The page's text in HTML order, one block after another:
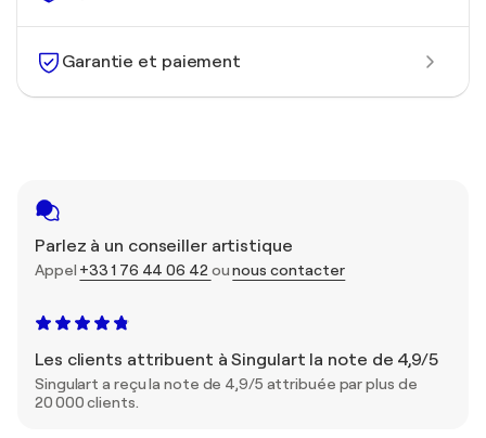
Garantie et paiement
Parlez à un conseiller artistique
Appel +33 1 76 44 06 42 ounous contacter
Les clients attribuent à Singulart la note de 4,9/5
Singulart a reçu la note de 4,9/5 attribuée par plus de
20 000 clients.